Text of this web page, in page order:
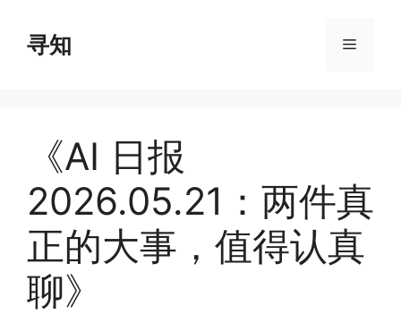
content
寻知 Menu
《AI 日报
2026.05.21：两件真
正的大事，值得认真
聊》